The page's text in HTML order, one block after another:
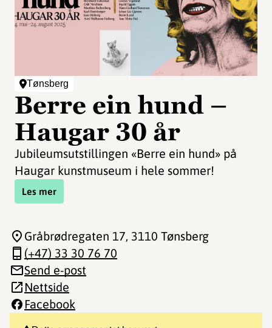
Tønsberg
Berre ein hund –
Haugar 30 år
Jubileumsutstillingen «Berre ein hund» på
Haugar kunstmuseum i hele sommer!
Les mer
Gråbrødregaten 17, 3110 Tønsberg
(+47) 33 30 76 70
Send e-post
Nettside
Facebook